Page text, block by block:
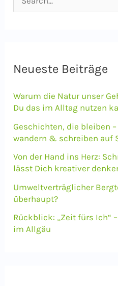
u
e
n
c
h
:
Neueste Beiträge
Warum die Natur unser
Du das im Alltag nutzen
Geschichten, die bleiben
wandern & schreiben auf
Von der Hand ins Herz:
lässt Dich kreativer
Umweltverträglicher
überhaupt?
Rückblick: „Zeit fürs Ich“
im Allgäu